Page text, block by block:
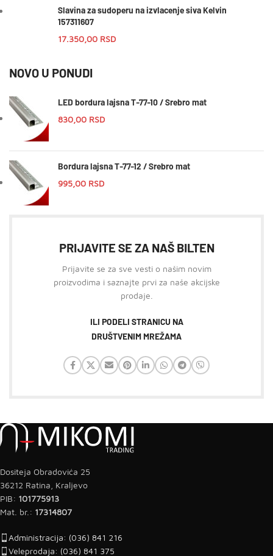
Slavina za sudoperu na izvlacenje siva Kelvin
157311607
17.350,00 RSD
NOVO U PONUDI
LED bordura lajsna T-77-10 / Srebro mat
830,00 RSD
Bordura lajsna T-77-12 / Srebro mat
995,00 RSD
PRIJAVITE SE ZA NAŠ BILTEN
Prijavite se za sve vesti o našim novim
proizvodima i saznajte prvi za naše akcijske
prodaje.
ILI PODELI STRANICU NA
DRUŠTVENIM MREŽAMA
Dositeja Obradovića 25
36212 Ratina, Kraljevo
PIB: 101775913
Mat. br.: 17314807
Administracija: (036) 841 216
Veleprodaja: (036) 841 375